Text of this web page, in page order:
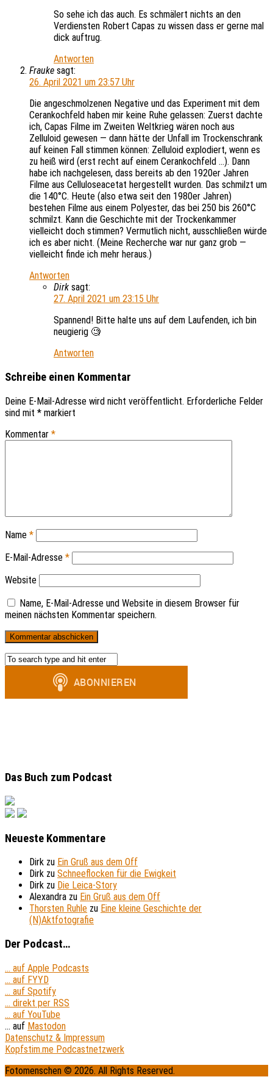
So sehe ich das auch. Es schmälert nichts an den
Verdiensten Robert Capas zu wissen dass er gerne mal
dick auftrug.
Antworten
Frauke sagt:
26. April 2021 um 23:57 Uhr
Die angeschmolzenen Negative und das Experiment mit dem
Cerankochfeld haben mir keine Ruhe gelassen: Zuerst dachte
ich, Capas Filme im Zweiten Weltkrieg wären noch aus
Zelluloid gewesen — dann hätte der Unfall im Trockenschrank
auf keinen Fall stimmen können: Zelluloid explodiert, wenn es
zu heiß wird (erst recht auf einem Cerankochfeld …). Dann
habe ich nachgelesen, dass bereits ab den 1920er Jahren
Filme aus Celluloseacetat hergestellt wurden. Das schmilzt um
die 140°C. Heute (also etwa seit den 1980er Jahren)
bestehen Filme aus einem Polyester, das bei 250 bis 260°C
schmilzt. Kann die Geschichte mit der Trockenkammer
vielleicht doch stimmen? Vermutlich nicht, ausschließen würde
ich es aber nicht. (Meine Recherche war nur ganz grob —
vielleicht finde ich mehr heraus.)
Antworten
Dirk sagt:
27. April 2021 um 23:15 Uhr
Spannend! Bitte halte uns auf dem Laufenden, ich bin
neugierig 🧐
Antworten
Schreibe einen Kommentar
Deine E-Mail-Adresse wird nicht veröffentlicht. Erforderliche Felder
sind mit * markiert
Kommentar *
Name *
E-Mail-Adresse *
Website
Name, E-Mail-Adresse und Website in diesem Browser für
meinen nächsten Kommentar speichern.
Das Buch zum Podcast
Neueste Kommentare
Dirk zu Ein Gruß aus dem Off
Dirk zu Schneeflocken für die Ewigkeit
Dirk zu Die Leica-Story
Alexandra zu Ein Gruß aus dem Off
Thorsten Ruhle zu Eine kleine Geschichte der
(N)Aktfotografie
Der Podcast…
... auf Apple Podcasts
... auf FYYD
... auf Spotify
... direkt per RSS
... auf YouTube
... auf Mastodon
Datenschutz & Impressum
Kopfstim.me Podcastnetzwerk
Fotomenschen © 2026. All Rights Reserved.